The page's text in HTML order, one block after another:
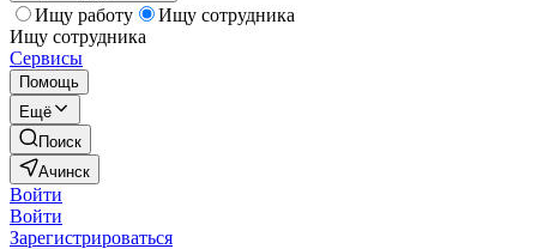
Ищу работу
Ищу сотрудника
Ищу сотрудника
Сервисы
Помощь
Ещё
Поиск
Ачинск
Войти
Войти
Зарегистрироваться